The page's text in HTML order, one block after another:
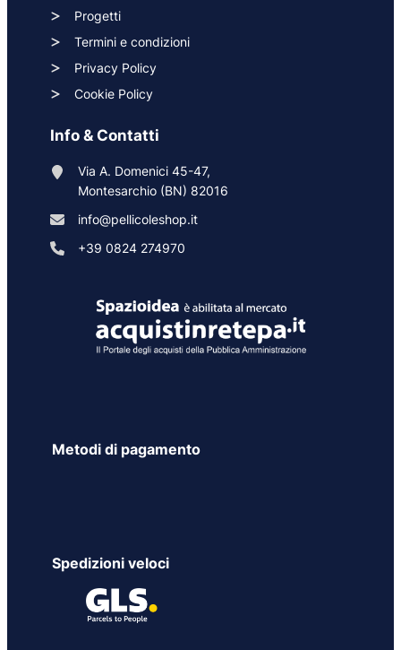
Progetti
Termini e condizioni
Privacy Policy
Cookie Policy
Info & Contatti
Via A. Domenici 45-47,
Montesarchio (BN) 82016
info@pellicoleshop.it
+39 0824 274970
Metodi di pagamento
Spedizioni veloci